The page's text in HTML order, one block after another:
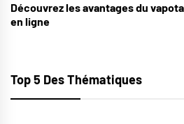
Découvrez les avantages du
en ligne
Top 5 Des Thématiques